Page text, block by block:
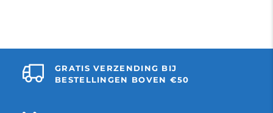
GRATIS VERZENDING BIJ
BESTELLINGEN BOVEN €50